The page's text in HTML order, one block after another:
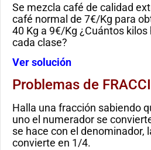
Se mezcla café de calidad
café normal de 7€/Kg para
40 Kg a 9€/Kg ¿Cuántos
cada clase?
Ver solución
Problemas de
Halla una fracción sabiendo
uno el numerador se
se hace con el denominador,
convierte en 1/4.